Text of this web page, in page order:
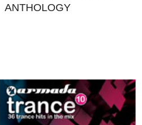
ANTHOLOGY